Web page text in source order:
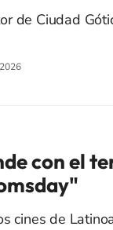
de Ciudad
con el
cines de